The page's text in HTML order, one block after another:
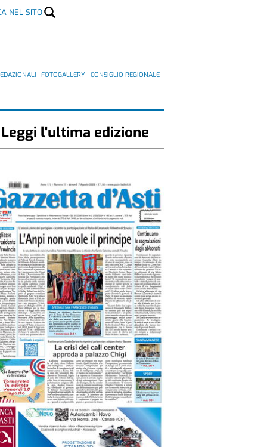
NEL SITO
FOTOGALLERY CONSIGLIO REGIONALE
Leggi l'ultima edizione